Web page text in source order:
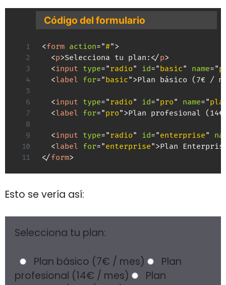
Código del formulario
<form action="#">
<p>Selecciona tu plan: </p>
<input type="radio" id="basic" name="
<label for="basic">Plan básico (7€ /
<input type="radio" id="pro" name="
<label for="pro">Plan profesional
<input type="radio" id="enterprise"
<label for="enterprise">Plan
</form>
Esto se vería así:
Selecciona tu plan:
Plan básico (7€ / mes)
Plan
profesional (14€ / mes)
Plan